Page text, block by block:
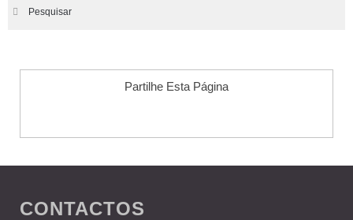
Pesquisar
Partilhe Esta Página
CONTACTOS